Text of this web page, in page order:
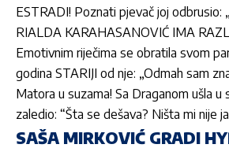
ESTRADI! Poznati pjevač joj odbrusio:
RIALDA KARAHASANOVIĆ IMA
Emotivnim riječima se obratila svom
godina STARIJI od nje: „Odmah sam
Matora u suzama! Sa Draganom ušla u
zaledio: “Šta se dešava? Ništa mi nije
SAŠA MIRKOVIĆ GRADI